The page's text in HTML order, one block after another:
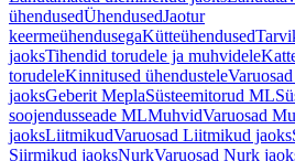
ühendusedÜhendusedJaotur
keermeühendusegaKütteühendused
jaoksTihendid torudele ja muhvidele
torudeleKinnitused ühendustele
jaoksGeberit MeplaSüsteemitorud ML
soojendusseade MLMuhvidVaruosad
jaoksLiitmikudVaruosad Liitmikud jaoks
Siirmikud jaoksNurkVaruosad Nurk